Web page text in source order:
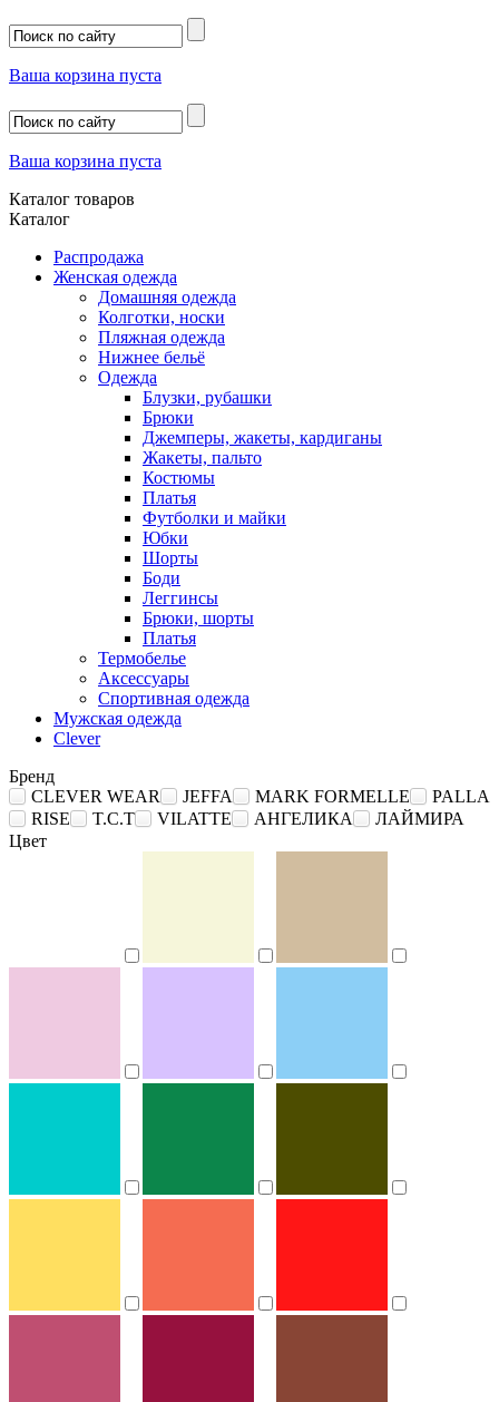
Ваша корзина пуста
Ваша корзина пуста
Каталог товаров
Каталог
Распродажа
Женская одежда
Домашняя одежда
Колготки, носки
Пляжная одежда
Нижнее бельё
Одежда
Блузки, рубашки
Брюки
Джемперы, жакеты, кардиганы
Жакеты, пальто
Костюмы
Платья
Футболки и майки
Юбки
Шорты
Боди
Леггинсы
Брюки, шорты
Платья
Термобелье
Аксессуары
Спортивная одежда
Мужская одежда
Clever
Бренд
CLEVER WEAR
JEFFA MARK FORMELLE
PALLA
RISE
T.C.T VILATTE АНГЕЛИКА
ЛАЙМИРА
Цвет